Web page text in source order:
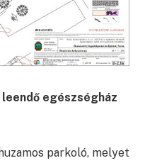
egészségház
parkoló, melyet